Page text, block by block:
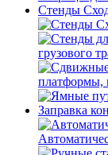
Стенды
грузового
платформы,
Заправка